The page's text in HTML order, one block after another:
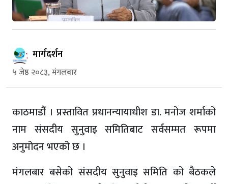
मार्गदर्शन
५ जेष्ठ २०८३, मंगलबार
काठमाडौं । प्रस्तावित प्रधानन्यायाधीश डा. मनोज शर्माको
नाम संसदीय सुनुवाइ समितिबाट सर्वसम्मत रूपमा
अनुमोदन भएको छ ।
मंगलबार बसेको संसदीय सुनुवाइ समिति को बैठकले